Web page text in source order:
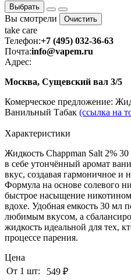
Выбрать
Вы смотрели Очистить
take care
Телефон:+7 (495) 032-36-63
Почта:info@vapem.ru
Адрес:
Москва, Сущевский вал 3/5
Комерческое предложение:
Ванильный Табак (ссылка на
Характеристики
Жидкость Chappman Salt 2%
в себе утончённый аромат
вкус, создавая гармоничное и
Формула на основе солевого
быстрое насыщение
вдохе. Удобная емкость 30 мл
любимым вкусом, а
жидкость идеальной для тех,
процессе парения.
Цена
От 1 шт:
549 ₽